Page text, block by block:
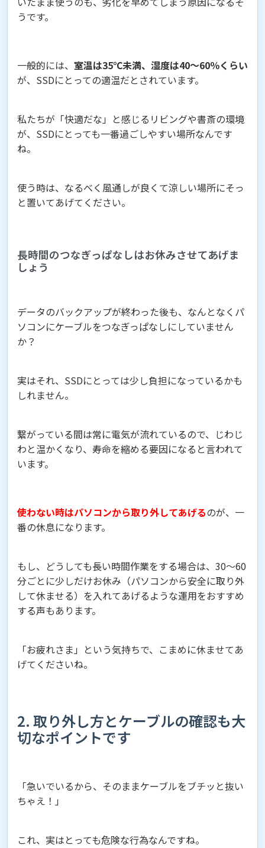
うです。
一般的には、 室温は35℃未満、湿度は40〜60％くらい
が、SSDにとっての適温だとされています。
私たちが「快適だな」と感じるリビングや書斎の環境
が、SSDにとっても一番過ごしやすい場所なんです
ね。
使う時は、なるべく風通しが良くて涼しい場所にそっ
と置いてあげてください。
長時間のつなぎっぱなしはお休みさせてあげま
しょう
データのバックアップが終わった後も、なんとなくパ
ソコンにケーブルをつなぎっぱなしにしていません
か？
実はそれ、SSDにとっては少し負担になっているかも
しれません。
繋がっている間は常に電気が流れているので、じわじ
わと温かくなり、寿命を縮める要因になると言われて
います。
使わない時はパソコンから取り外してあげるのが、一
番の休息になります。
もし、どうしても長い時間作業をする場合は、30〜60
分ごとに少しだけお休み（パソコンから安全に取り外
して休ませる）を入れてあげるような運用をおすすめ
する声もあります。
「お疲れさま」という気持ちで、こまめに休ませてあ
げてくださいね。
2. 取り外し方とケーブルの確認も大
切なポイントです
「急いでいるから、そのままケーブルをブチッと抜い
ちゃえ！」
これ、実はとっても危険な行為なんですね。